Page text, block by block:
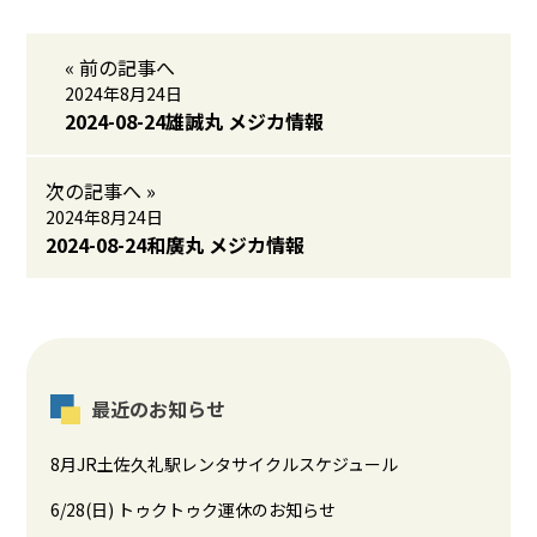
« 前の記事へ
2024年8月24日
2024-08-24雄誠丸 メジカ情報
次の記事へ »
2024年8月24日
2024-08-24和廣丸 メジカ情報
最近のお知らせ
8月JR土佐久礼駅レンタサイクルスケジュール
6/28(日) トゥクトゥク運休のお知らせ